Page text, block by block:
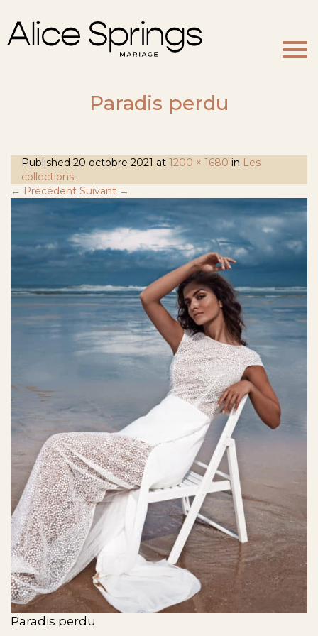
Paradis perdu
Published 20 octobre 2021 at 1200 × 1680 in Les
collections.
← Précédent Suivant →
Paradis perdu